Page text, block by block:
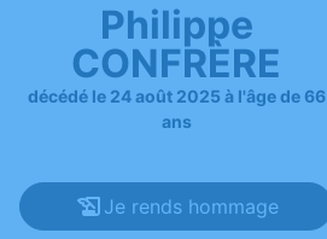
Philippe
CONFRÈRE
décédé le 24 août 2025 à l'âge de 66
ans
Je rends hommage